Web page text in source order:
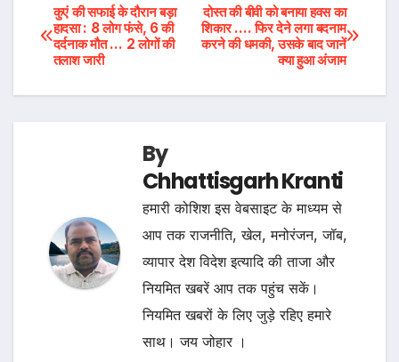
Post
navigation
दोस्त की बीवी को बनाया हवस का
शिकार …. फिर देने लगा बदनाम
करने की धमकी, उसके बाद जानें
क्या हुआ अंजाम
कुएं की सफाई के दौरान बड़ा
हादसा : 8 लोग फंसे, 6 की
दर्दनाक मौत … 2 लोगों की
तलाश जारी
By
Chhattisgarh Kranti
हमारी कोशिश इस वेबसाइट के माध्यम से
आप तक राजनीति, खेल, मनोरंजन, जॉब,
व्यापार देश विदेश इत्यादि की ताजा और
नियमित खबरें आप तक पहुंच सकें।
नियमित खबरों के लिए जुड़े रहिए हमारे
साथ। जय जोहार ।